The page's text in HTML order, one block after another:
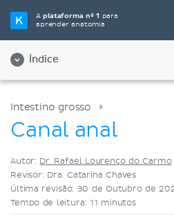
Aplataforma nº 1 para
aprender anatomia
Índice
Selecione a sua
Videoaulas
Intestino grosso
Canal anal
Autor: Dr. Rafael Lourenço do Carmo
Revisor: Dra. Catarina Chaves
Última revisão: 30 de Outubro de
Tempo de leitura: 11 minutos